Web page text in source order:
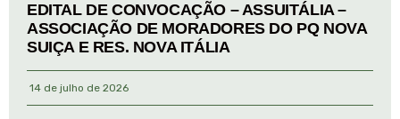
EDITAL DE CONVOCAÇÃO – ASSUITÁLIA –
ASSOCIAÇÃO DE MORADORES DO PQ NOVA
SUIÇA E RES. NOVA ITÁLIA
14 de julho de 2026